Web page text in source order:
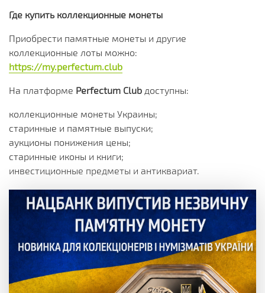
Где купить коллекционные монеты
Приобрести памятные монеты и другие
коллекционные лоты можно:
https://my.perfectum.club
На платформе Perfectum Club доступны:
коллекционные монеты Украины;
старинные и памятные выпуски;
аукционы понижения цены;
старинные иконы и книги;
инвестиционные предметы и антиквариат.